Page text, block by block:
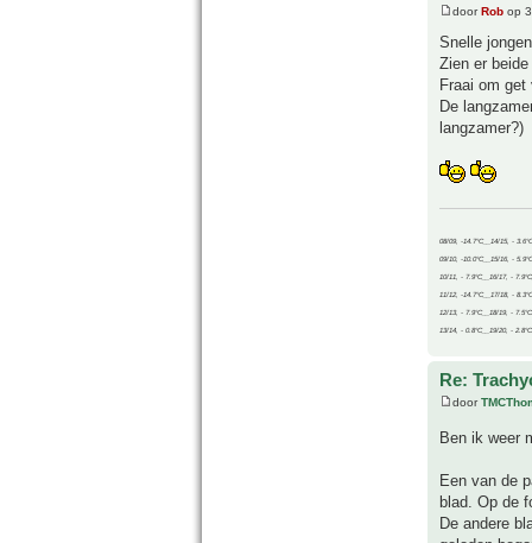
doorRob op
Snelle
Zien er
Fraai om
De
langzamer?)
08/09, -14.7°C__14/15, -
09/10, -10.0°C__15/16, -
10/11, - 7.9°C__16/17, -
11/12, -14.7°C__17/18, -
12/13, - 7.9°C__18/19, - 7.5°C
13/14, - 0.8°C__19/20, - 2.8°C
Re:
door
Ben ik weer
Een van de
blad. Op de
De andere